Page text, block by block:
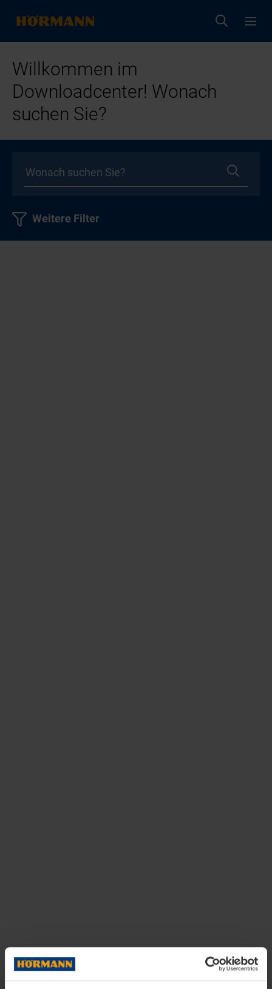
Willkommen im
Downloadcenter! Wonach
suchen Sie?
Weitere Filter